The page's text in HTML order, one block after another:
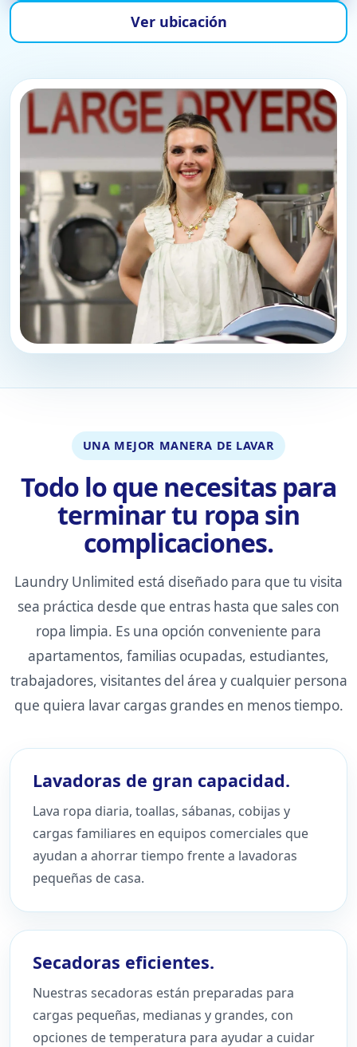
Ver ubicación
UNA MEJOR MANERA DE LAVAR
Todo lo que necesitas para
terminar tu ropa sin
complicaciones.
Laundry Unlimited está diseñado para que tu visita
sea práctica desde que entras hasta que sales con
ropa limpia. Es una opción conveniente para
apartamentos, familias ocupadas, estudiantes,
trabajadores, visitantes del área y cualquier persona
que quiera lavar cargas grandes en menos tiempo.
Lavadoras de gran capacidad.
Lava ropa diaria, toallas, sábanas, cobijas y
cargas familiares en equipos comerciales que
ayudan a ahorrar tiempo frente a lavadoras
pequeñas de casa.
Secadoras eficientes.
Nuestras secadoras están preparadas para
cargas pequeñas, medianas y grandes, con
opciones de temperatura para ayudar a cuidar